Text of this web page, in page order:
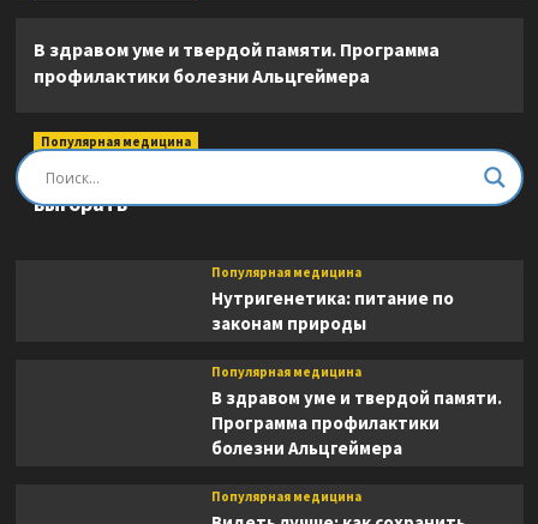
В здравом уме и твердой памяти. Программа
профилактики болезни Альцгеймера
Популярная медицина
Быть врачом. Как помогать, развиваться и не
выгорать
Популярная медицина
Нутригенетика: питание по
законам природы
Популярная медицина
В здравом уме и твердой памяти.
Программа профилактики
болезни Альцгеймера
Популярная медицина